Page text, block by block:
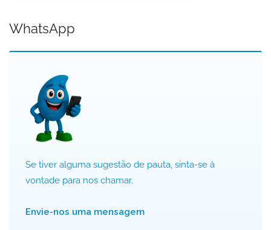
WhatsApp
Se tiver alguma sugestão de pauta, sinta-se à
vontade para nos chamar.
Envie-nos uma mensagem